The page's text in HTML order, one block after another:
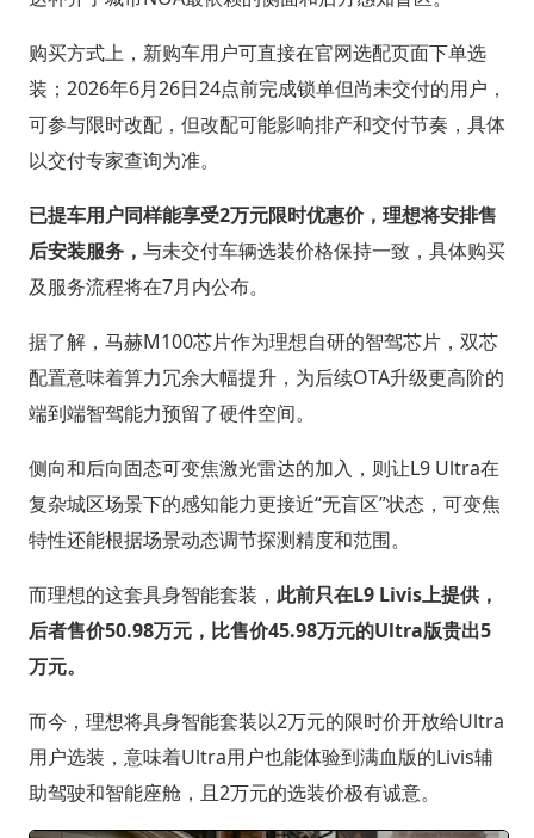
购买方式上，新购车用户可直接在官网选配页面下单选
装；2026年6月26日24点前完成锁单但尚未交付的用户，
可参与限时改配，但改配可能影响排产和交付节奏，具体
以交付专家查询为准。
已提车用户同样能享受2万元限时优惠价，理想将安排售
后安装服务， 与未交付车辆选装价格保持一致，具体购买
及服务流程将在7月内公布。
据了解，马赫M100芯片作为理想自研的智驾芯片，双芯
配置意味着算力冗余大幅提升，为后续OTA升级更高阶的
端到端智驾能力预留了硬件空间。
侧向和后向固态可变焦激光雷达的加入，则让L9 Ultra在
复杂城区场景下的感知能力更接近“无盲区”状态，可变焦
特性还能根据场景动态调节探测精度和范围。
而理想的这套具身智能套装， 此前只在L9 Livis上提供，
后者售价50.98万元，比售价45.98万元的Ultra版贵出5
万元。
而今，理想将具身智能套装以2万元的限时价开放给Ultra
用户选装，意味着Ultra用户也能体验到满血版的Livis辅
助驾驶和智能座舱，且2万元的选装价极有诚意。